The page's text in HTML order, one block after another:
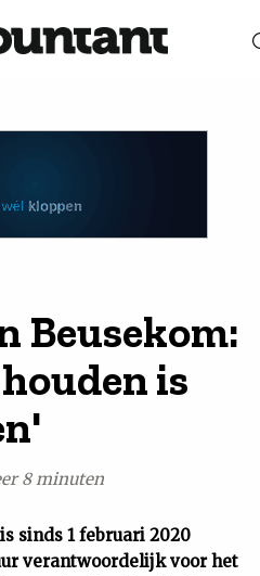
Beusekom:
is
8 minuten
sinds 1 februari 2020
verantwoordelijk voor het